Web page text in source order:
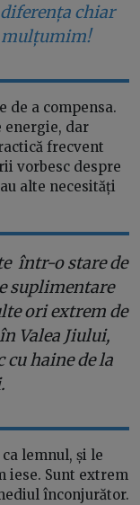
chiar
mulțumim!
de a compensa.
energie, dar
frecvent
vorbesc despre
alte necesități
într-o stare de
suplimentare
ori extrem de
Valea Jiului,
haine de la
lemnul, și le
iese. Sunt extrem
înconjurător.